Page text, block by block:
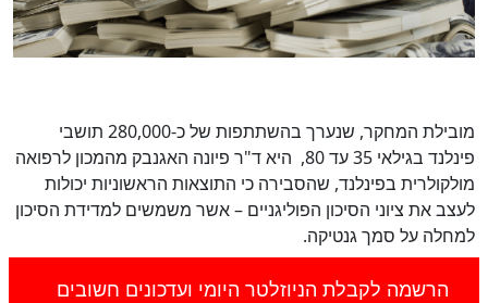
מובילת המחקר, שנערך בהשתתפות של כ-280,000 תושבי
פינלנד בגילאי 35 עד 80, היא ד"ר פיונה האגנבק מהמכון לרפואה
מולקולרית בפינלנד, שהסבירה כי התוצאות הראשוניות יכולות
לעצב את ציוני הסיכון הפוליגניים – אשר משמשים למדידת הסיכון
למחלה על סמך גנטיקה.
הרשמה לקבלת הניוזלטר היומי ועדכונים חשובים